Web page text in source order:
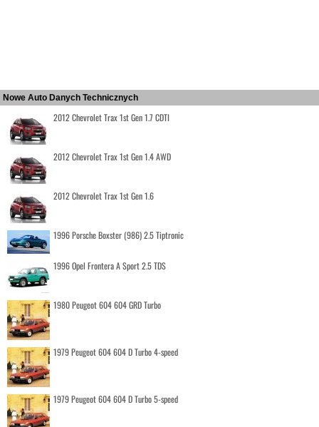
Nowe Auto Danych Technicznych
2012 Chevrolet Trax 1st Gen 1.7 CDTI
2012 Chevrolet Trax 1st Gen 1.4 AWD
2012 Chevrolet Trax 1st Gen 1.6
1996 Porsche Boxster (986) 2.5 Tiptronic
1996 Opel Frontera A Sport 2.5 TDS
1980 Peugeot 604 604 GRD Turbo
1979 Peugeot 604 604 D Turbo 4-speed
1979 Peugeot 604 604 D Turbo 5-speed